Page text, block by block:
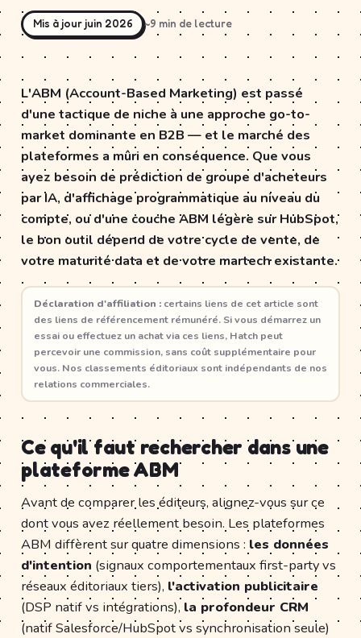
Mis à jour juin 2026 ~9 min de lecture
L'ABM (Account-Based Marketing) est passé
d'une tactique de niche à une approche go-to-
market dominante en B2B — et le marché des
plateformes a mûri en conséquence. Que vous
ayez besoin de prédiction de groupe d'acheteurs
par IA, d'affichage programmatique au niveau du
compte, ou d'une couche ABM légère sur HubSpot,
le bon outil dépend de votre cycle de vente, de
votre maturité data et de votre martech existante.
Déclaration d'affiliation : certains liens de cet article sont
des liens de référencement rémunéré. Si vous démarrez un
essai ou effectuez un achat via ces liens, Hatch peut
percevoir une commission, sans coût supplémentaire pour
vous. Nos classements éditoriaux sont indépendants de nos
relations commerciales.
Ce qu'il faut rechercher dans une
plateforme ABM
Avant de comparer les éditeurs, alignez-vous sur ce
dont vous avez réellement besoin. Les plateformes
ABM diffèrent sur quatre dimensions : les données
d'intention (signaux comportementaux first-party vs
réseaux éditoriaux tiers), l'activation publicitaire
(DSP natif vs intégrations), la profondeur CRM
(natif Salesforce/HubSpot vs synchronisation seule)